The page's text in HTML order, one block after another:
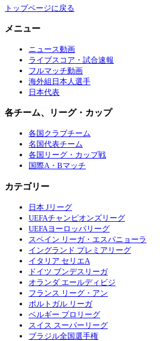
トップページに戻る
メニュー
ニュース動画
ライブスコア・試合速報
フルマッチ動画
海外組日本人選手
日本代表
各チーム、リーグ・カップ
各国クラブチーム
名国代表チーム
各国リーグ・カップ戦
国際A・Bマッチ
カテゴリー
日本 Jリーグ
UEFAチャンピオンズリーグ
UEFAヨーロッパリーグ
スペイン リーガ・エスパニョーラ
イングランド プレミアリーグ
イタリア セリエA
ドイツ ブンデスリーガ
オランダ エールディビジ
フランス リーグ・アン
ポルトガル リーガ
ベルギー プロリーグ
スイス スーパーリーグ
ブラジル全国選手権